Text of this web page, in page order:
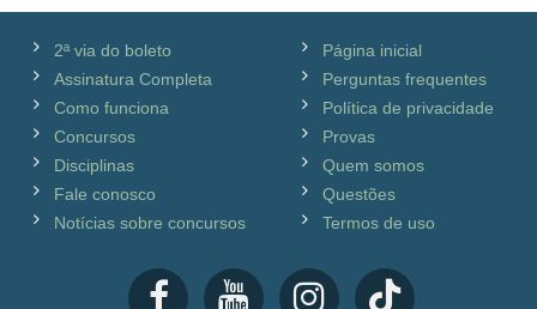
2ª via do boleto
Assinatura Completa
Como funciona
Concursos
Disciplinas
Fale conosco
Notícias sobre concursos
Página inicial
Perguntas frequentes
Política de privacidade
Provas
Quem somos
Questões
Termos de uso